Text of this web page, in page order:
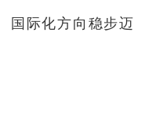
国际化方向稳步迈